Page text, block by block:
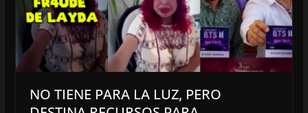
NO TIENE PARA LA LUZ, PERO